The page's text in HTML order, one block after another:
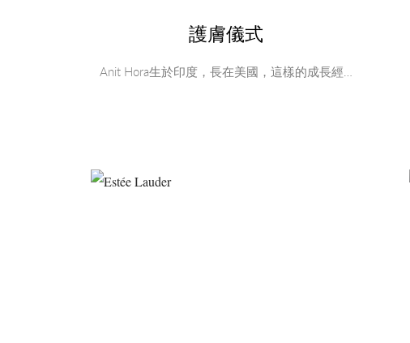
護膚儀式
Anit Hora生於印度，長在美國，這樣的成長經…